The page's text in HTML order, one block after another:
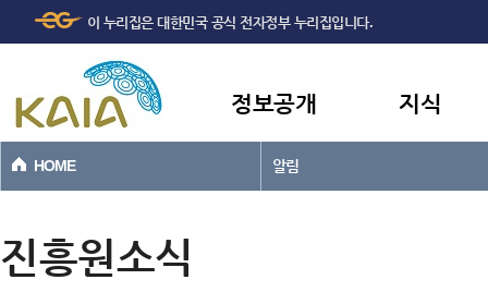
본문바로가기
이 누리집은 대한민국 공식 전자정부 누리집입니다.
정보공개 지식
HOME 알림
진흥원소식